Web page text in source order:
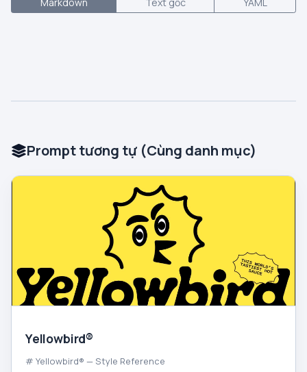
Prompt tương tự (Cùng danh mục)
Yellowbird®
# Yellowbird® — Style Reference